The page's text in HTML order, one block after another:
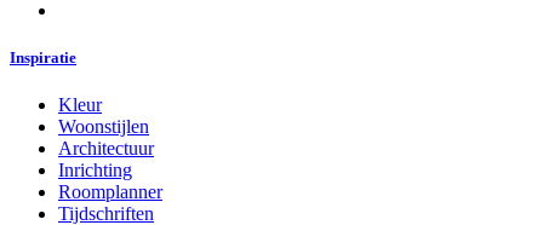
Inspiratie
Kleur
Woonstijlen
Architectuur
Inrichting
Roomplanner
Tijdschriften